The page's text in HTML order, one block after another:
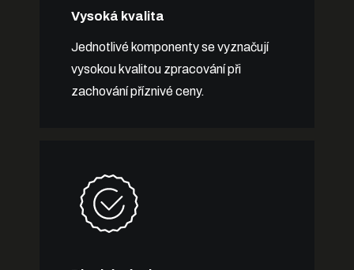
Vysoká kvalita
Jednotlivé komponenty se vyznačují
vysokou kvalitou zpracování při
zachování příznivé ceny.